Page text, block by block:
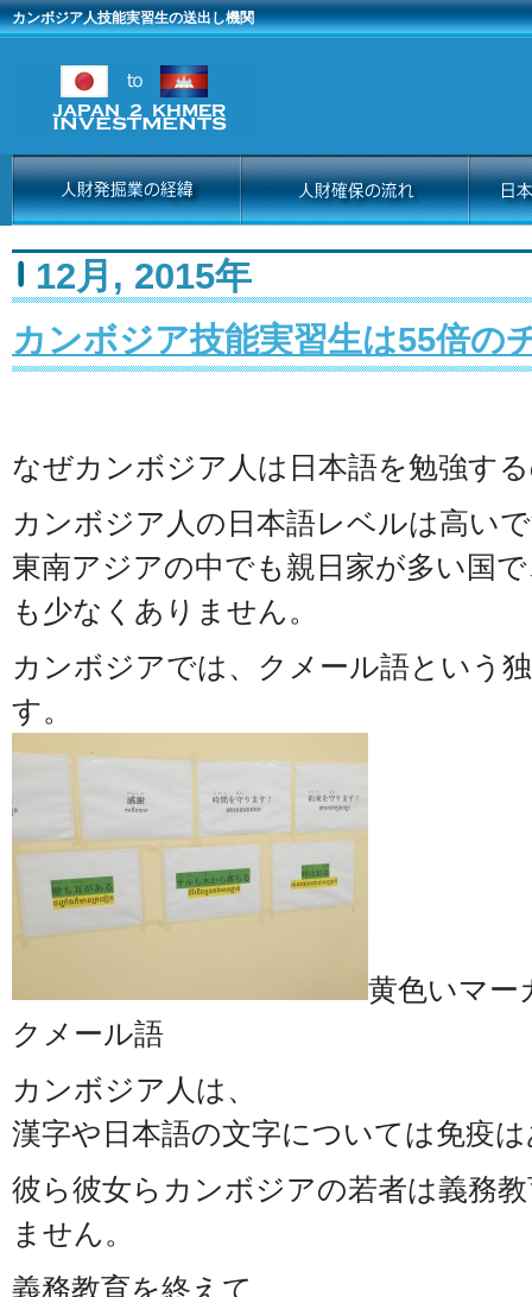
カンボジア人技能実習生の送出し機関
12月, 2015年
カンボジア技能実習生は55倍の
なぜカンボジア人は日本語を勉強す
カンボジア人の日本語レベルは高い
東南アジアの中でも親日家が多い国
も少なくありません。
カンボジアでは、クメール語という
す。
黄色いマー
クメール語
カンボジア人は、
漢字や日本語の文字については免疫
彼ら彼女らカンボジアの若者は義務
ません。
義務教育を終えて、